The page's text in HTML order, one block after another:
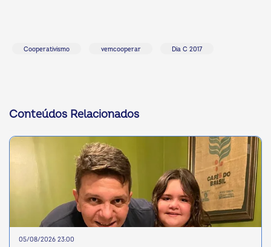
Cooperativismo vemcooperar Dia C 2017
Conteúdos Relacionados
05/08/2026 23:00